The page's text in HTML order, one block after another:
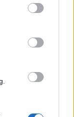
may click to
party tags to
below Google
A Norvég
többek